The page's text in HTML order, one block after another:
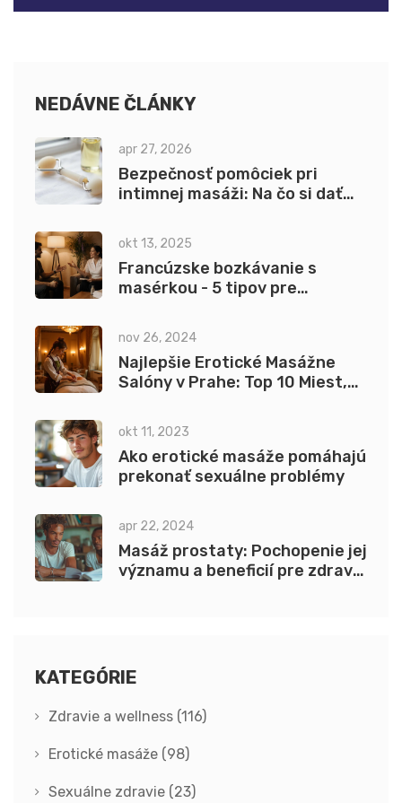
NEDÁVNE ČLÁNKY
apr 27, 2026
Bezpečnosť pomôciek pri
intimnej masáži: Na čo si dať
okt 13, 2025
Francúzske bozkávanie s
masérkou - 5 tipov pre
nov 26, 2024
Najlepšie Erotické Masážne
Salóny v Prahe: Top 10 Miest,
okt 11, 2023
Ako erotické masáže pomáhajú
prekonať sexuálne problémy
apr 22, 2024
Masáž prostaty: Pochopenie jej
významu a beneficií pre zdravie
KATEGÓRIE
Zdravie a wellness (116)
Erotické masáže (98)
Sexuálne zdravie (23)